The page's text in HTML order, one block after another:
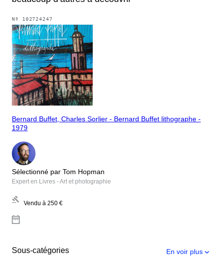
Nº 102724247
Bernard Buffet, Charles Sorlier - Bernard Buffet lithographe -
1979
Sélectionné par Tom Hopman
Expert en Livres - Art et photographie
Vendu à 250 €
Sous-catégories En voir plus